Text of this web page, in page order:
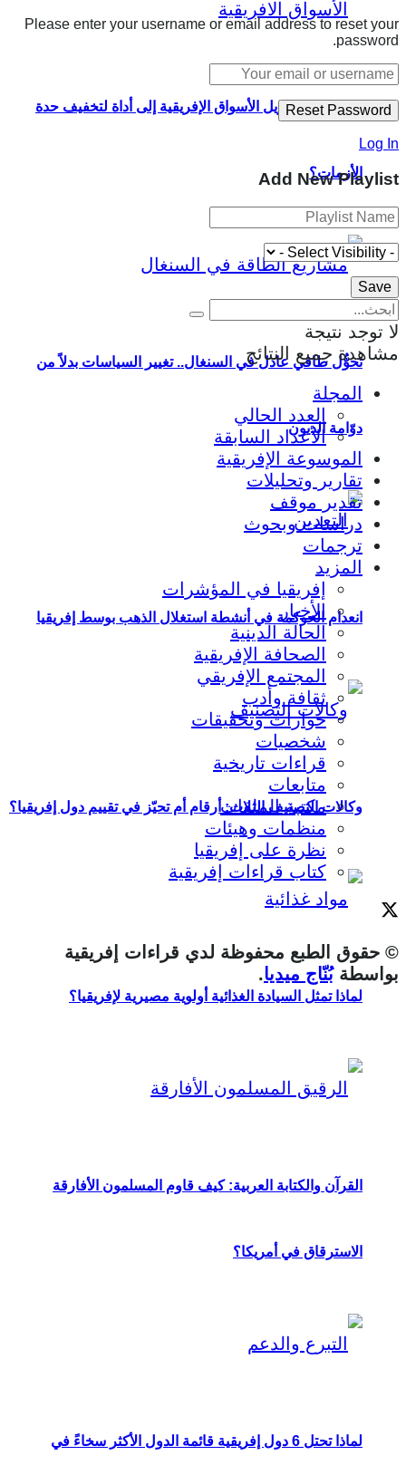
كيف يمكن تحويل الأسواق الإفريقية إلى أداة لتخفيف حدة
الأزمات؟
تحوُّل طاقي عادل في السنغال.. تغيير السياسات بدلاً من
دوّامة الديون
انعدام الحوكمة في أنشطة استغلال الذهب بوسط إفريقيا
وكالات التصنيف الثلاث: أرقام أم تحيّز في تقييم دول إفريقيا؟
لماذا تمثل السيادة الغذائية أولوية مصيرية لإفريقيا؟
القرآن والكتابة العربية: كيف قاوم المسلمون الأفارقة
الاسترقاق في أمريكا؟
لماذا تحتل 6 دول إفريقية قائمة الدول الأكثر سخاءً في
Please enter your username or email address to reset your
password.
Log In
Add New Playlist
لا توجد نتيجة
مشاهدة جميع النتائج
المجلة
العدد الحالي
الأعداد السابقة
الموسوعة الإفريقية
تقارير وتحليلات
تقدير موقف
دراسات وبحوث
ترجمات
المزيد
إفريقيا في المؤشرات
الأخبار
الحالة الدينية
الصحافة الإفريقية
المجتمع الإفريقي
ثقافة وأدب
حوارات وتحقيقات
شخصيات
قراءات تاريخية
متابعات
مكتبة الملفات
منظمات وهيئات
نظرة على إفريقيا
كتاب قراءات إفريقية
© حقوق الطبع محفوظة لدي قراءات إفريقية
بواسطةبُنّاج ميديا.